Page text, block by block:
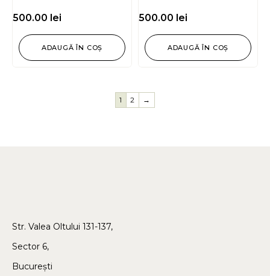
500.00 lei
ADAUGĂ ÎN COȘ
500.00 lei
ADAUGĂ ÎN COȘ
1 2 →
Str. Valea Oltului 131-137,
Sector 6,
București